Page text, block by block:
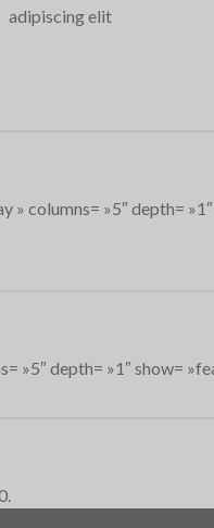
adipiscing elit
columns= »5″ depth=
»5″ depth= »1″ show=